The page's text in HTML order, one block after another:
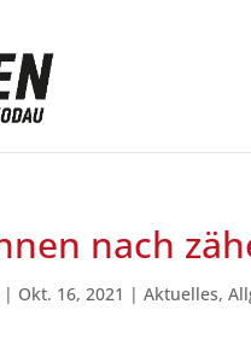
nach
| Okt. 16, 2021 |Aktuelles,